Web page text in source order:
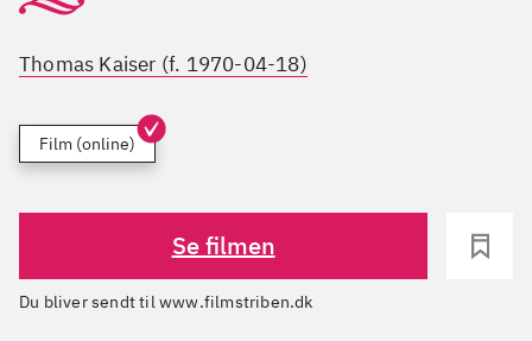
Thomas Kaiser (f. 1970-04-18)
Film (online)
Se filmen
Du bliver sendt til www.filmstriben.dk